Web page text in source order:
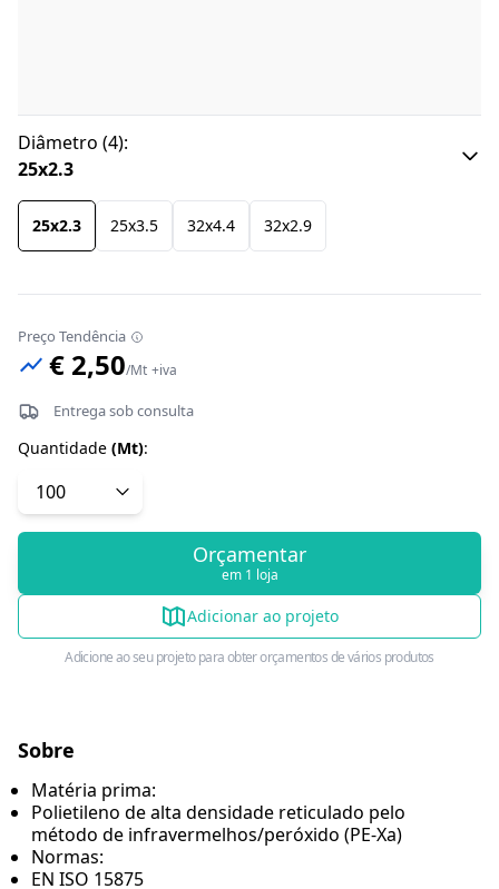
Diâmetro (4):
25x2.3
25x2.3 25x3.5 32x4.4 32x2.9
Preço Tendência
€ 2,50/Mt +iva
Entrega sob consulta
Quantidade (Mt):
Orçamentar
em 1 loja
Adicionar ao projeto
Adicione ao seu projeto para obter orçamentos de vários produtos
Sobre
Matéria prima:
Polietileno de alta densidade reticulado pelo
método de infravermelhos/peróxido (PE-Xa)
Normas:
EN ISO 15875